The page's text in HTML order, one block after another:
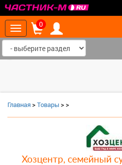
Toggle
navigation
0
Главная>Товары >>
Хозцентр, семейный
‹